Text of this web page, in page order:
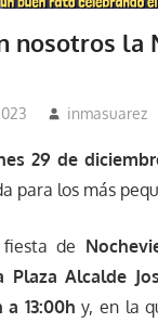
nosotros la
inmasuarez
29 de
para los más
de
Plaza Alcalde
a 13:00h y, en la